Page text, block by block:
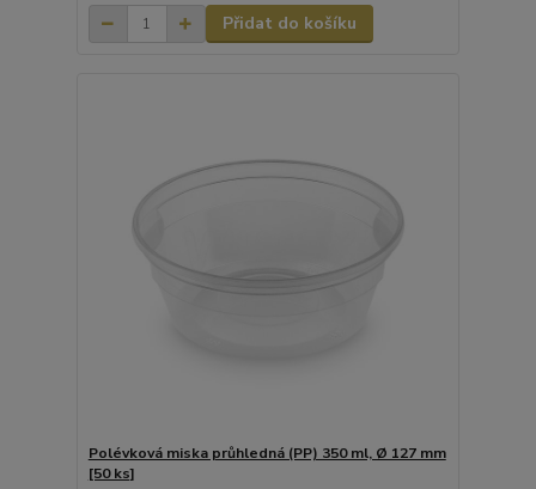
Přidat do košíku
Polévková miska průhledná (PP) 350 ml, Ø 127 mm
[50 ks]